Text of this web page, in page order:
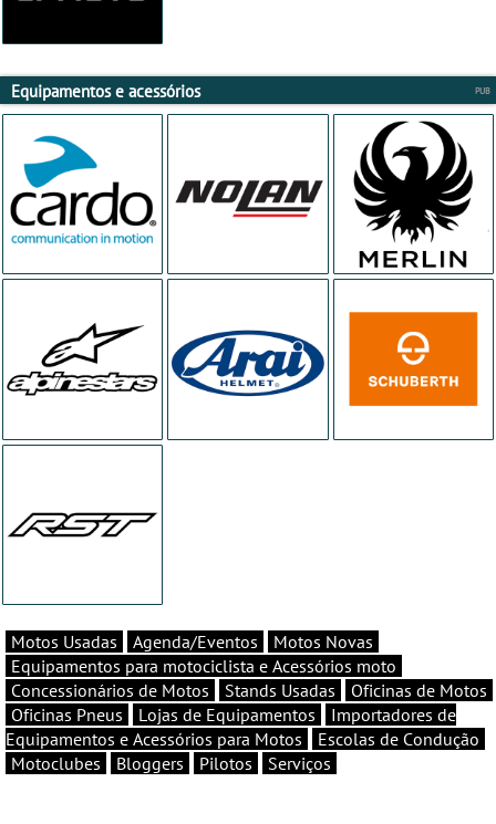
Equipamentos e acessórios
Motos Usadas Agenda/Eventos
Motos Novas
Equipamentos para motociclista e Acessórios moto
Concessionários de Motos
Stands Usadas
Oficinas de Motos
Oficinas Pneus
Lojas de Equipamentos
Importadores de
Equipamentos e Acessórios para Motos
Escolas de Condução
Motoclubes
Bloggers Pilotos Serviços